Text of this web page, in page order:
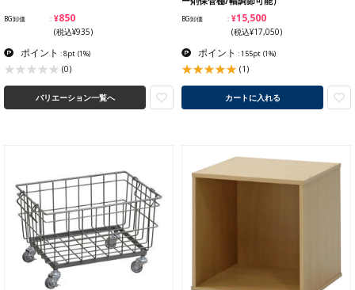
BG卸価 ¥850
(税込¥935)
ポイント : 8pt (1%)
(0)
バリエーション一覧へ
BG卸価 ¥15,500
(税込¥17,050)
ポイント : 155pt (1%)
(1)
カートに入れる